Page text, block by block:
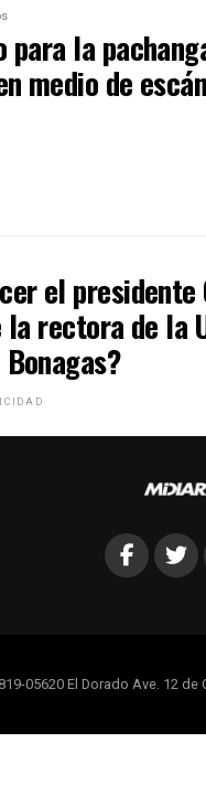
para la
medio de
el
rectora de la
05620 El Dorado Ave. 12